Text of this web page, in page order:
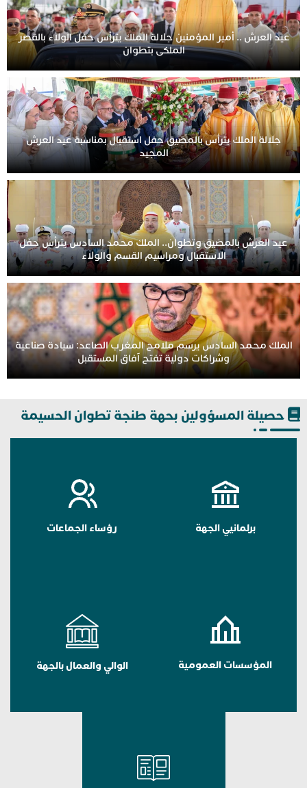
عيد العرش .. أمير المؤمنين جلالة الملك يترأس حفل الولاء بالقصر
الملكي بتطوان
جلالة الملك يترأس بالمضيق حفل استقبال بمناسبة عيد العرش
المجيد
عيد العرش بالمضيق وتطوان.. الملك محمد السادس يترأس حفل
الاستقبال ومراسيم القسم والولاء
الملك محمد السادس يرسم ملامح المغرب الصاعد: سيادة صناعية
وشراكات دولية تفتح آفاق المستقبل
حصيلة المسؤولين بحهة طنجة تطوان الحسيمة
برلمانيي الجهة رؤساء الجماعات
المؤسسات العمومية الوالي والعمال بالجهة